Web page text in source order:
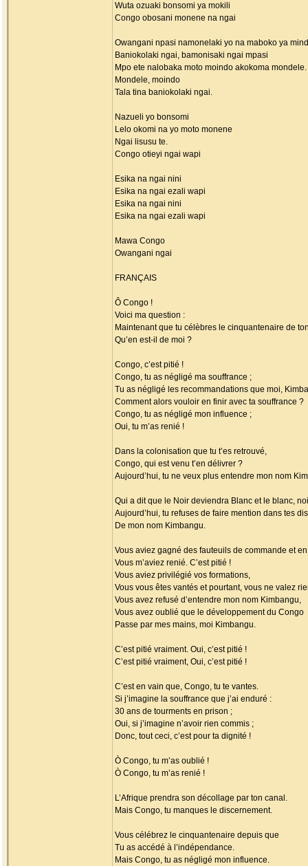
Wuta ozuaki bonsomi ya mokili
Congo obosani monene na ngai
Owangani npasi namonelaki yo na maboko ya
Baniokolaki ngai, bamonisaki ngai mpasi
Mpo ete nalobaka moto moindo akokoma mondele.
Mondele, moindo
Tala tina baniokolaki ngai.
Nazueli yo bonsomi
Lelo okomi na yo moto monene
Ngai lisusu te.
Congo otieyi ngai wapi
Esika na ngai nini
Esika na ngai ezali wapi
Esika na ngai nini
Esika na ngai ezali wapi
Mawa Congo
Owangani ngai
FRANÇAIS
Ô Congo !
Voici ma question :
Maintenant que tu célèbres le cinquantenaire de
Qu’en est-il de moi ?
Congo, c’est pitié !
Congo, tu as négligé ma souffrance ;
Tu as négligé les recommandations que moi,
Comment alors vouloir en finir avec ta souffrance ?
Congo, tu as négligé mon influence ;
Oui, tu m’as renié !
Dans la colonisation que tu t’es retrouvé,
Congo, qui est venu t’en délivrer ?
Aujourd’hui, tu ne veux plus entendre mon nom
Qui a dit que le Noir deviendra Blanc et le blanc,
Aujourd’hui, tu refuses de faire mention dans tes
De mon nom Kimbangu.
Vous aviez gagné des fauteuils de commande et
Vous m’aviez renié. C’est pitié !
Vous aviez privilégié vos formations,
Vous vous êtes vantés et pourtant, vous ne valez
Vous avez refusé d’entendre mon nom Kimbangu,
Vous avez oublié que le développement du Congo
Passe par mes mains, moi Kimbangu.
C’est pitié vraiment. Oui, c’est pitié !
C’est pitié vraiment, Oui, c’est pitié !
C’est en vain que, Congo, tu te vantes.
Si j’imagine la souffrance que j’ai enduré :
30 ans de tourments en prison ;
Oui, si j’imagine n’avoir rien commis ;
Donc, tout ceci, c’est pour ta dignité !
Ò Congo, tu m’as oublié !
Ò Congo, tu m’as renié !
L’Afrique prendra son décollage par ton canal.
Mais Congo, tu manques le discernement.
Vous célébrez le cinquantenaire depuis que
Tu as accédé à l’indépendance.
Mais Congo, tu as négligé mon influence.